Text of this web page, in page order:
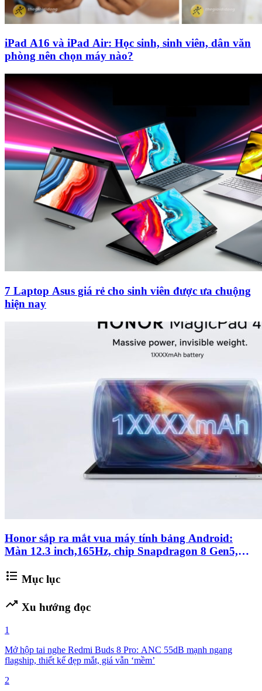
iPad A16 và iPad Air: Học sinh, sinh viên, dân văn
phòng nên chọn máy nào?
7 Laptop Asus giá rẻ cho sinh viên được ưa chuộng
hiện nay
Honor sắp ra mắt vua máy tính bảng Android:
Màn 12.3 inch,165Hz, chip Snapdragon 8 Gen5,
format_list_bulleted Mục lục
trending_up Xu hướng đọc
1
Mở hộp tai nghe Redmi Buds 8 Pro: ANC 55dB mạnh ngang
flagship, thiết kế đẹp mắt, giá vẫn ‘mềm’
2